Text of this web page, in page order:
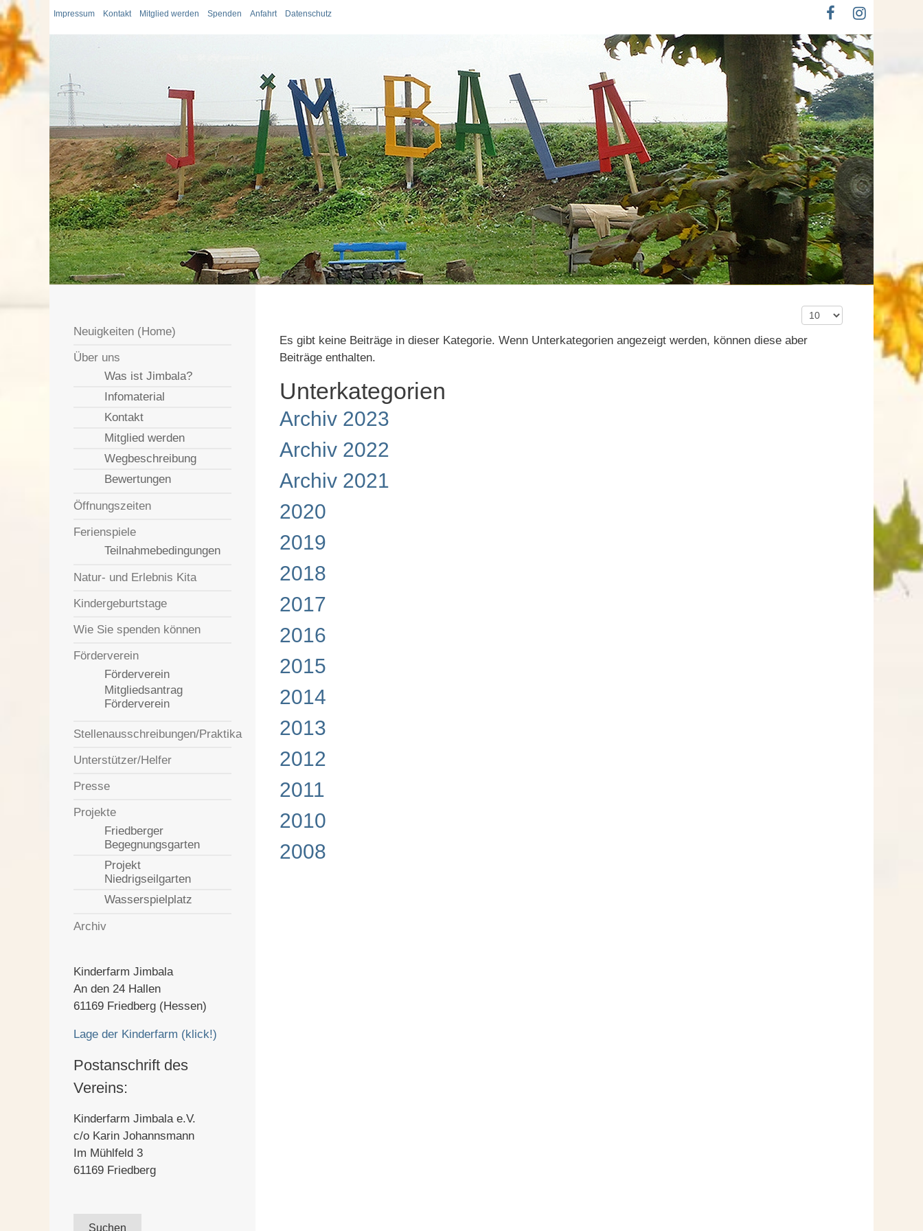
Impressum Kontakt Mitglied werden Spenden Anfahrt Datenschutz
Neuigkeiten (Home)
Über uns
Was ist Jimbala?
Infomaterial
Kontakt
Mitglied werden
Wegbeschreibung
Bewertungen
Öffnungszeiten
Ferienspiele
Teilnahmebedingungen
Natur- und Erlebnis Kita
Kindergeburtstage
Wie Sie spenden können
Förderverein
Förderverein
Mitgliedsantrag
Förderverein
Stellenausschreibungen/Praktika
Unterstützer/Helfer
Presse
Projekte
Friedberger
Begegnungsgarten
Projekt
Niedrigseilgarten
Wasserspielplatz
Archiv
Kinderfarm Jimbala
An den 24 Hallen
61169 Friedberg (Hessen)
Lage der Kinderfarm (klick!)
Postanschrift des
Vereins:
Kinderfarm Jimbala e.V.
c/o Karin Johannsmann
Im Mühlfeld 3
61169 Friedberg
Suchen
Anzeige #
Es gibt keine Beiträge in dieser Kategorie. Wenn Unterkategorien angezeigt werden, können diese aber
Beiträge enthalten.
Unterkategorien
Archiv 2023
Archiv 2022
Archiv 2021
2020
2019
2018
2017
2016
2015
2014
2013
2012
2011
2010
2008